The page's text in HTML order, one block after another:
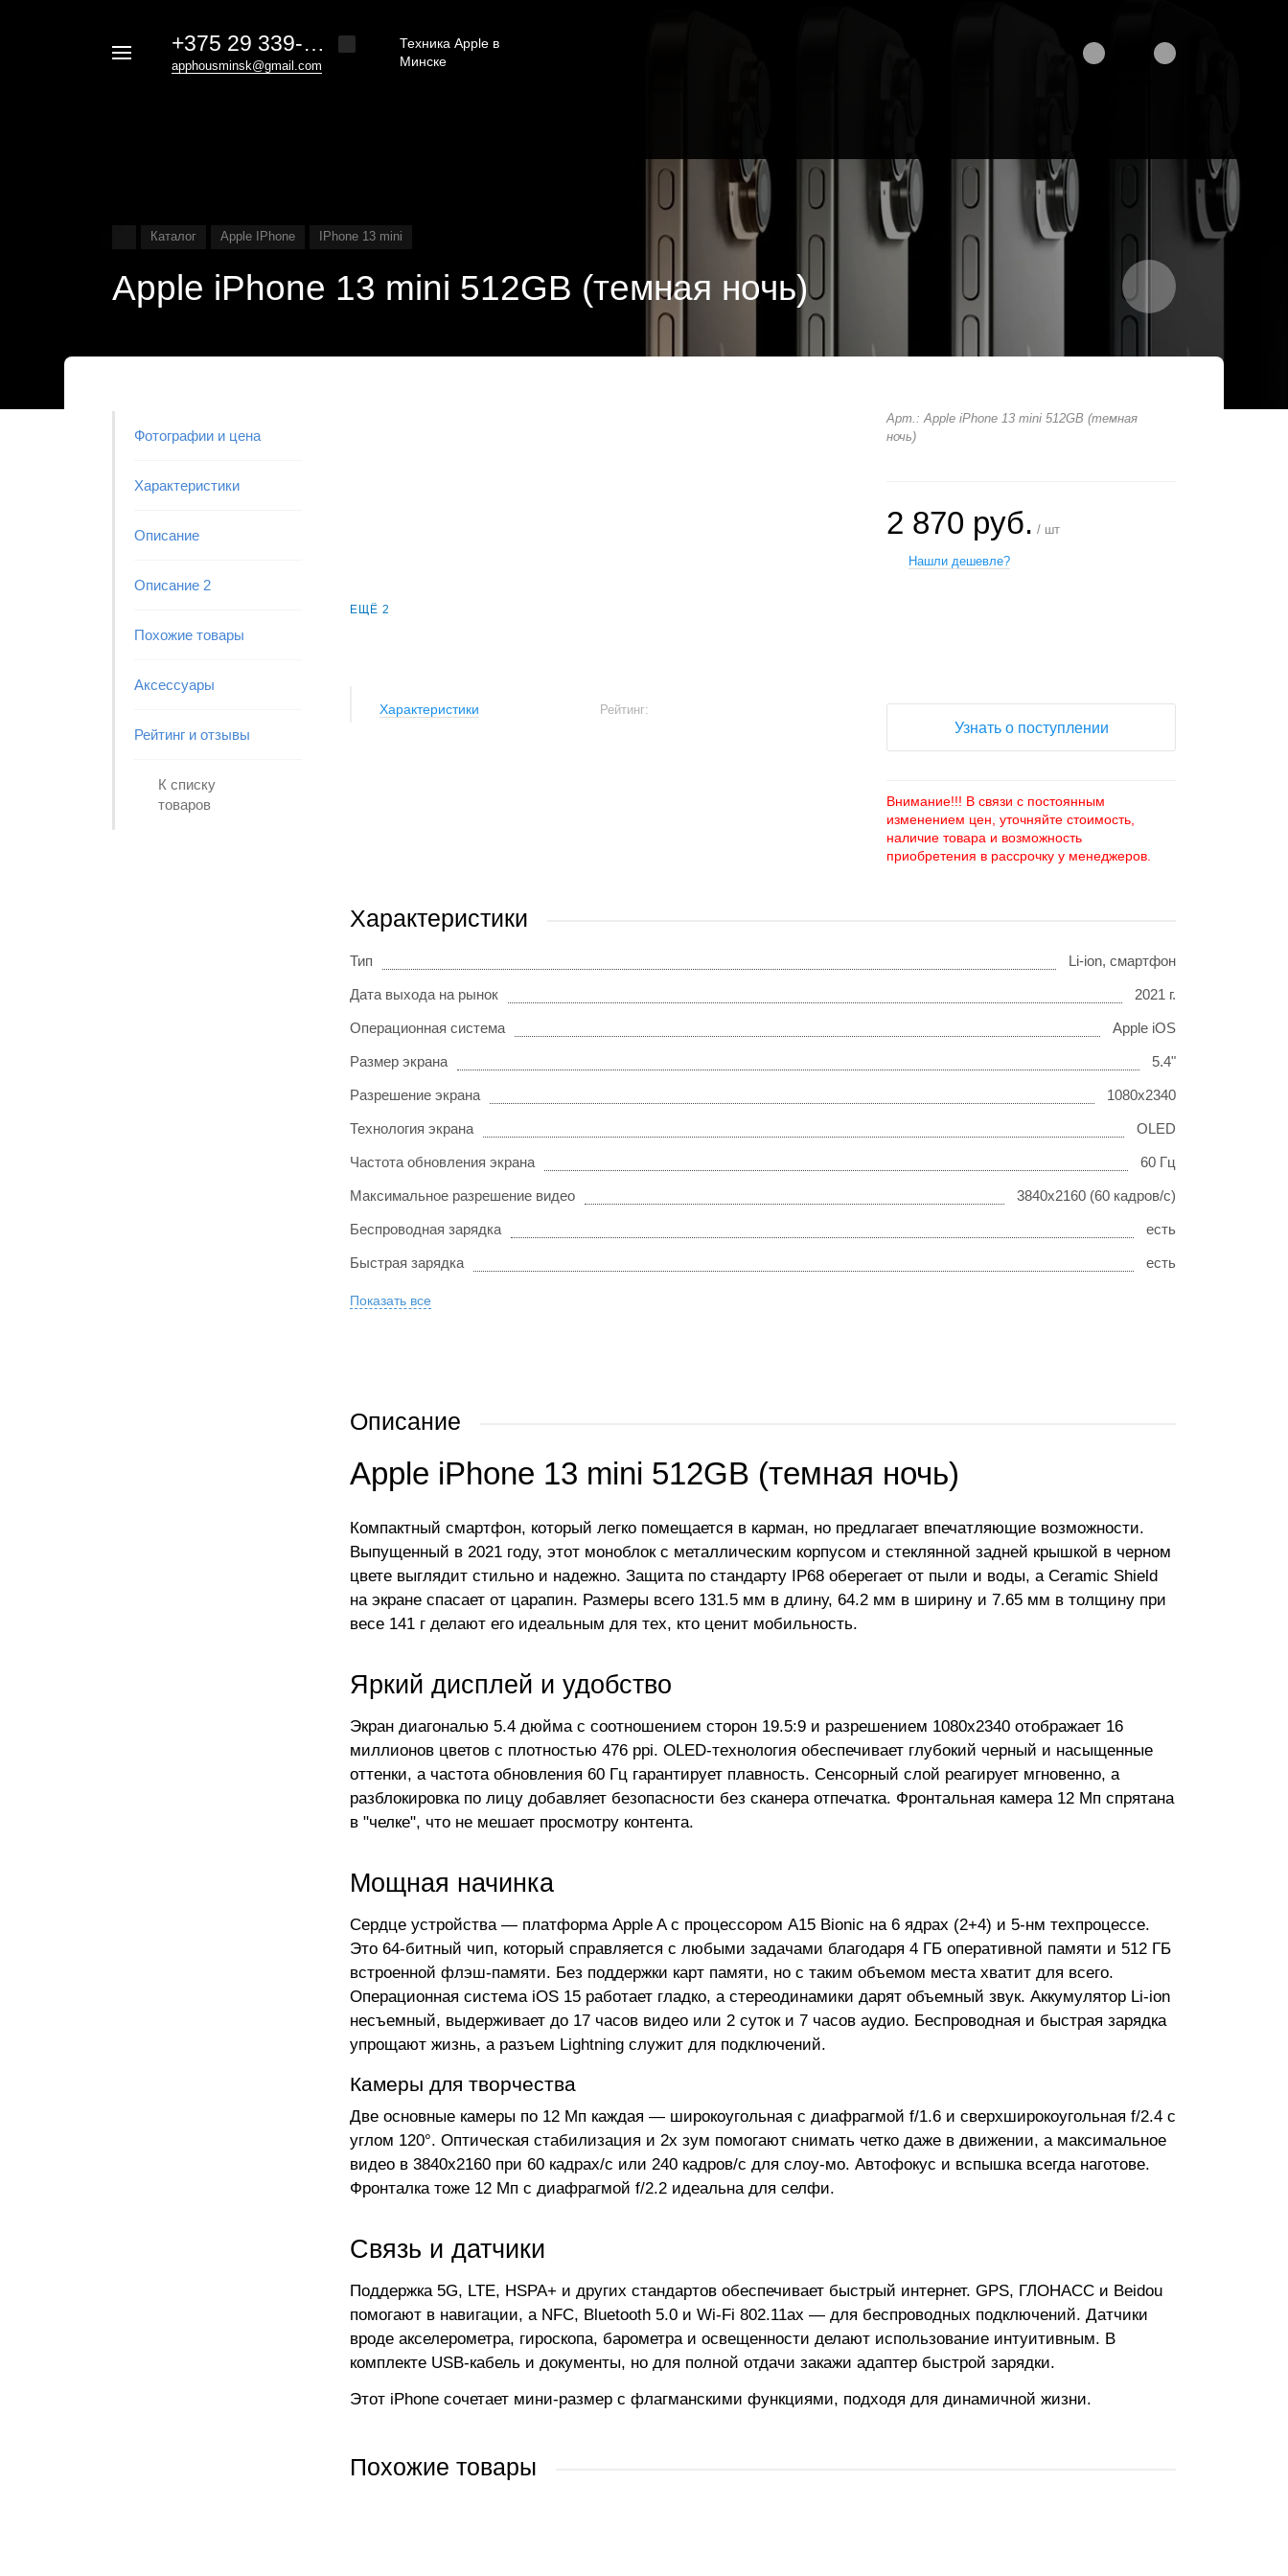
+375 29 339-20-30
apphousminsk@gmail.com
Техника Apple в
Минске
Каталог Apple IPhone IPhone 13 mini
Apple iPhone 13 mini 512GB (темная ночь)
Фотографии и цена
Характеристики
Описание
Описание 2
Похожие товары
Аксессуары
Рейтинг и отзывы
К списку
товаров
ЕЩЁ 2
Характеристики Рейтинг:
Арт.: Apple iPhone 13 mini 512GB (темная
ночь)
2 870 руб. / шт
Нашли дешевле?
Узнать о поступлении
Внимание!!! В связи с постоянным
изменением цен, уточняйте стоимость,
наличие товара и возможность
приобретения в рассрочку у менеджеров.
Характеристики
Тип Li-ion, смартфон
Дата выхода на рынок 2021 г.
Операционная система Apple iOS
Размер экрана 5.4"
Разрешение экрана 1080x2340
Технология экрана OLED
Частота обновления экрана 60 Гц
Максимальное разрешение видео 3840x2160 (60 кадров/с)
Беспроводная зарядка есть
Быстрая зарядка есть
Показать все
Описание
Apple iPhone 13 mini 512GB (темная ночь)
Компактный смартфон, который легко помещается в карман, но предлагает впечатляющие возможности.
Выпущенный в 2021 году, этот моноблок с металлическим корпусом и стеклянной задней крышкой в черном
цвете выглядит стильно и надежно. Защита по стандарту IP68 оберегает от пыли и воды, а Ceramic Shield
на экране спасает от царапин. Размеры всего 131.5 мм в длину, 64.2 мм в ширину и 7.65 мм в толщину при
весе 141 г делают его идеальным для тех, кто ценит мобильность.
Яркий дисплей и удобство
Экран диагональю 5.4 дюйма с соотношением сторон 19.5:9 и разрешением 1080x2340 отображает 16
миллионов цветов с плотностью 476 ppi. OLED-технология обеспечивает глубокий черный и насыщенные
оттенки, а частота обновления 60 Гц гарантирует плавность. Сенсорный слой реагирует мгновенно, а
разблокировка по лицу добавляет безопасности без сканера отпечатка. Фронтальная камера 12 Мп спрятана
в "челке", что не мешает просмотру контента.
Мощная начинка
Сердце устройства — платформа Apple A с процессором A15 Bionic на 6 ядрах (2+4) и 5-нм техпроцессе.
Это 64-битный чип, который справляется с любыми задачами благодаря 4 ГБ оперативной памяти и 512 ГБ
встроенной флэш-памяти. Без поддержки карт памяти, но с таким объемом места хватит для всего.
Операционная система iOS 15 работает гладко, а стереодинамики дарят объемный звук. Аккумулятор Li-ion
несъемный, выдерживает до 17 часов видео или 2 суток и 7 часов аудио. Беспроводная и быстрая зарядка
упрощают жизнь, а разъем Lightning служит для подключений.
Камеры для творчества
Две основные камеры по 12 Мп каждая — широкоугольная с диафрагмой f/1.6 и сверхширокоугольная f/2.4 с
углом 120°. Оптическая стабилизация и 2x зум помогают снимать четко даже в движении, а максимальное
видео в 3840x2160 при 60 кадрах/с или 240 кадров/с для слоу-мо. Автофокус и вспышка всегда наготове.
Фронталка тоже 12 Мп с диафрагмой f/2.2 идеальна для селфи.
Связь и датчики
Поддержка 5G, LTE, HSPA+ и других стандартов обеспечивает быстрый интернет. GPS, ГЛОНАСС и Beidou
помогают в навигации, а NFC, Bluetooth 5.0 и Wi-Fi 802.11ax — для беспроводных подключений. Датчики
вроде акселерометра, гироскопа, барометра и освещенности делают использование интуитивным. В
комплекте USB-кабель и документы, но для полной отдачи закажи адаптер быстрой зарядки.
Этот iPhone сочетает мини-размер с флагманскими функциями, подходя для динамичной жизни.
Похожие товары